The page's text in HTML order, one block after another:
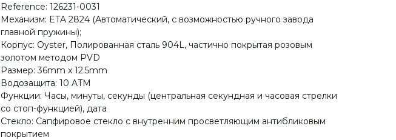
Reference: 126231-0031
Механизм: ETA 2824 (Автоматический, с возможностью ручного завода
главной пружины);
Корпус: Oyster, Полированная сталь 904L, частично покрытая розовым
золотом методом PVD
Размер: 36mm x 12.5mm
Водозащита: 10 ATM
Функции: Часы, минуты, секунды (центральная секундная и часовая стрелки
со стоп-функцией), дата
Стекло: Сапфировое стекло с внутренним просветляющим антибликовым
покрытием